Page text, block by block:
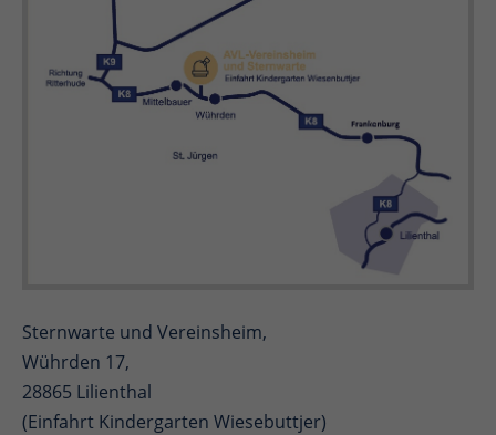
Sternwarte und Vereinsheim,
Wührden 17,
28865 Lilienthal
(Einfahrt Kindergarten Wiesebuttjer)